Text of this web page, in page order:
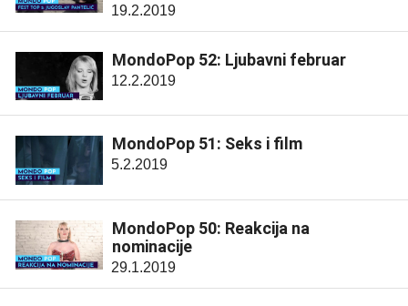
19.2.2019
MondoPop 52: Ljubavni februar
12.2.2019
MondoPop 51: Seks i film
5.2.2019
MondoPop 50: Reakcija na
nominacije
29.1.2019